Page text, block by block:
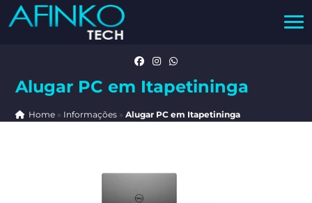
Alugar PC em Itapetininga
Home» Informações » Alugar PC em Itapetininga